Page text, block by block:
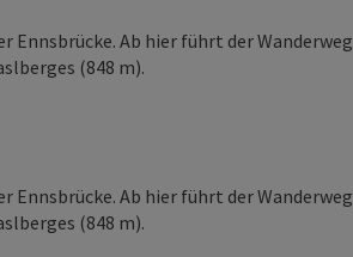
Ennsbrücke. Ab hier führt der Wanderweg
(848 m).
Ennsbrücke. Ab hier führt der Wanderweg
(848 m).